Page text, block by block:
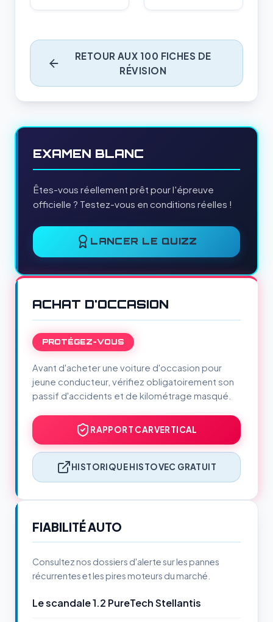
RETOUR AUX 100 FICHES DE
RÉVISION
EXAMEN BLANC
Êtes-vous réellement prêt pour l'épreuve
officielle ? Testez-vous en conditions réelles !
LANCER LE QUIZZ
ACHAT D'OCCASION
PROTÉGEZ-VOUS
Avant d'acheter une voiture d'occasion pour
jeune conducteur, vérifiez obligatoirement son
passif d'accidents et de kilométrage masqué.
RAPPORT CARVERTICAL
HISTORIQUE HISTOVEC GRATUIT
FIABILITÉ AUTO
Consultez nos dossiers d'alerte sur les pannes
récurrentes et les pires moteurs du marché.
Le scandale 1.2 PureTech Stellantis